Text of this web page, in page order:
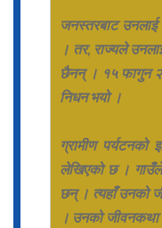
जनस्तरबाट उनलाई
। तर, राज्यले
छैनन् । १५ फागुन
निधन भयो ।
ग्रामीण पर्यटनको
लेखिएको छ ।
छन् । त्यहाँ उनको
। उनको